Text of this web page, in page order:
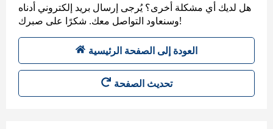
هل لديك أي مشكلة أخرى؟ يُرجى إرسال بريد إلكتروني أدناه
وسنعاود التواصل معك. شكرًا على صبرك!
العودة إلى الصفحة الرئيسية
تحديث الصفحة